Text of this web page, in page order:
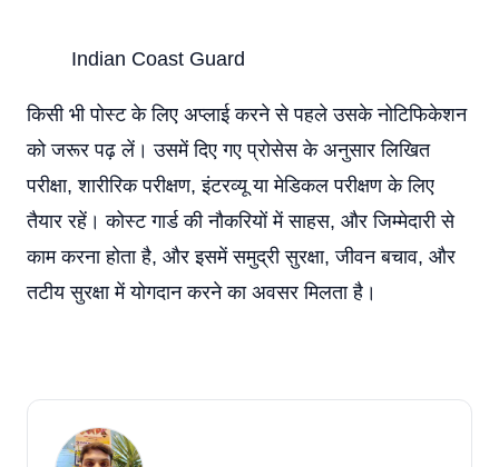
Indian Coast Guard
किसी भी पोस्ट के लिए अप्लाई करने से पहले उसके नोटिफिकेशन
को जरूर पढ़ लें। उसमें दिए गए प्रोसेस के अनुसार लिखित
परीक्षा, शारीरिक परीक्षण, इंटरव्यू या मेडिकल परीक्षण के लिए
तैयार रहें। कोस्ट गार्ड की नौकरियों में साहस, और जिम्मेदारी से
काम करना होता है, और इसमें समुद्री सुरक्षा, जीवन बचाव, और
तटीय सुरक्षा में योगदान करने का अवसर मिलता है।